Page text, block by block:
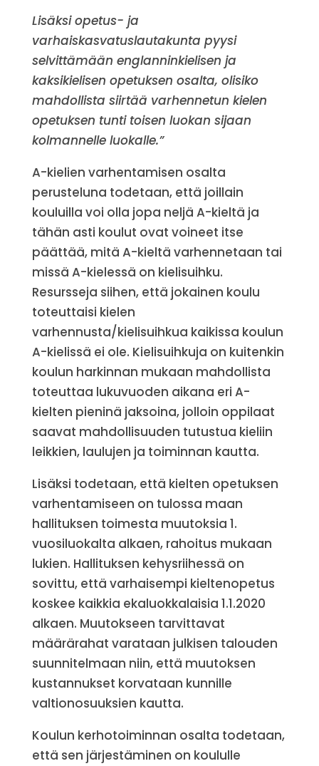
Lisäksi opetus- ja
varhaiskasvatuslautakunta pyysi
selvittämään englanninkielisen ja
kaksikielisen opetuksen osalta, olisiko
mahdollista siirtää varhennetun kielen
opetuksen tunti toisen luokan sijaan
kolmannelle luokalle.”
A-kielien varhentamisen osalta
perusteluna todetaan, että joillain
kouluilla voi olla jopa neljä A-kieltä ja
tähän asti koulut ovat voineet itse
päättää, mitä A-kieltä varhennetaan tai
missä A-kielessä on kielisuihku.
Resursseja siihen, että jokainen koulu
toteuttaisi kielen
varhennusta/kielisuihkua kaikissa koulun
A-kielissä ei ole. Kielisuihkuja on kuitenkin
koulun harkinnan mukaan mahdollista
toteuttaa lukuvuoden aikana eri A-
kielten pieninä jaksoina, jolloin oppilaat
saavat mahdollisuuden tutustua kieliin
leikkien, laulujen ja toiminnan kautta.
Lisäksi todetaan, että kielten opetuksen
varhentamiseen on tulossa maan
hallituksen toimesta muutoksia 1.
vuosiluokalta alkaen, rahoitus mukaan
lukien. Hallituksen kehysriihessä on
sovittu, että varhaisempi kieltenopetus
koskee kaikkia ekaluokkalaisia 1.1.2020
alkaen. Muutokseen tarvittavat
määrärahat varataan julkisen talouden
suunnitelmaan niin, että muutoksen
kustannukset korvataan kunnille
valtionosuuksien kautta.
Koulun kerhotoiminnan osalta todetaan,
että sen järjestäminen on koululle